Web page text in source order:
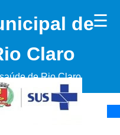
de
Claro
de Rio Claro
☰